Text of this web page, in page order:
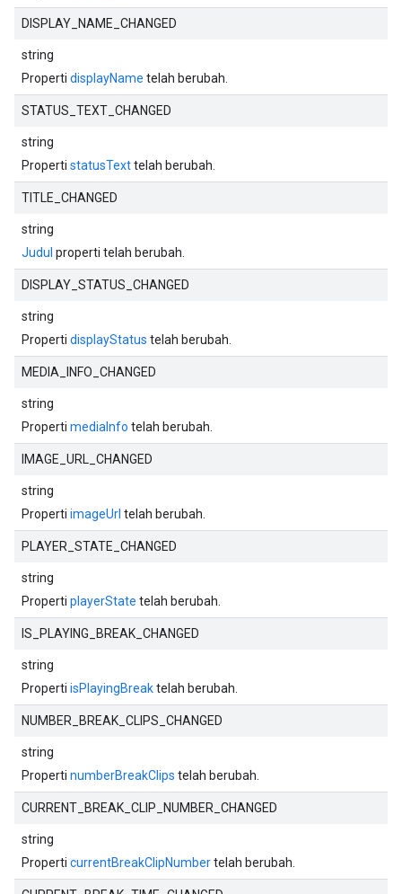
DISPLAY_NAME_CHANGED
string
Properti displayName telah berubah.
STATUS_TEXT_CHANGED
string
Properti statusTexttelah berubah.
TITLE_CHANGED
string
Judul properti telah berubah.
DISPLAY_STATUS_CHANGED
string
Properti displayStatus telah berubah.
MEDIA_INFO_CHANGED
string
Properti mediaInfo telah berubah.
IMAGE_URL_CHANGED
string
Properti imageUrl telah berubah.
PLAYER_STATE_CHANGED
string
Properti playerState telah berubah.
IS_PLAYING_BREAK_CHANGED
string
Properti isPlayingBreaktelah berubah.
NUMBER_BREAK_CLIPS_CHANGED
string
Properti numberBreakClips telah berubah.
CURRENT_BREAK_CLIP_NUMBER_CHANGED
string
Properti currentBreakClipNumbertelah berubah.